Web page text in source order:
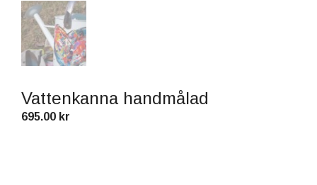
Vattenkanna handmålad
695.00 kr